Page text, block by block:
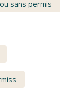
sans permis